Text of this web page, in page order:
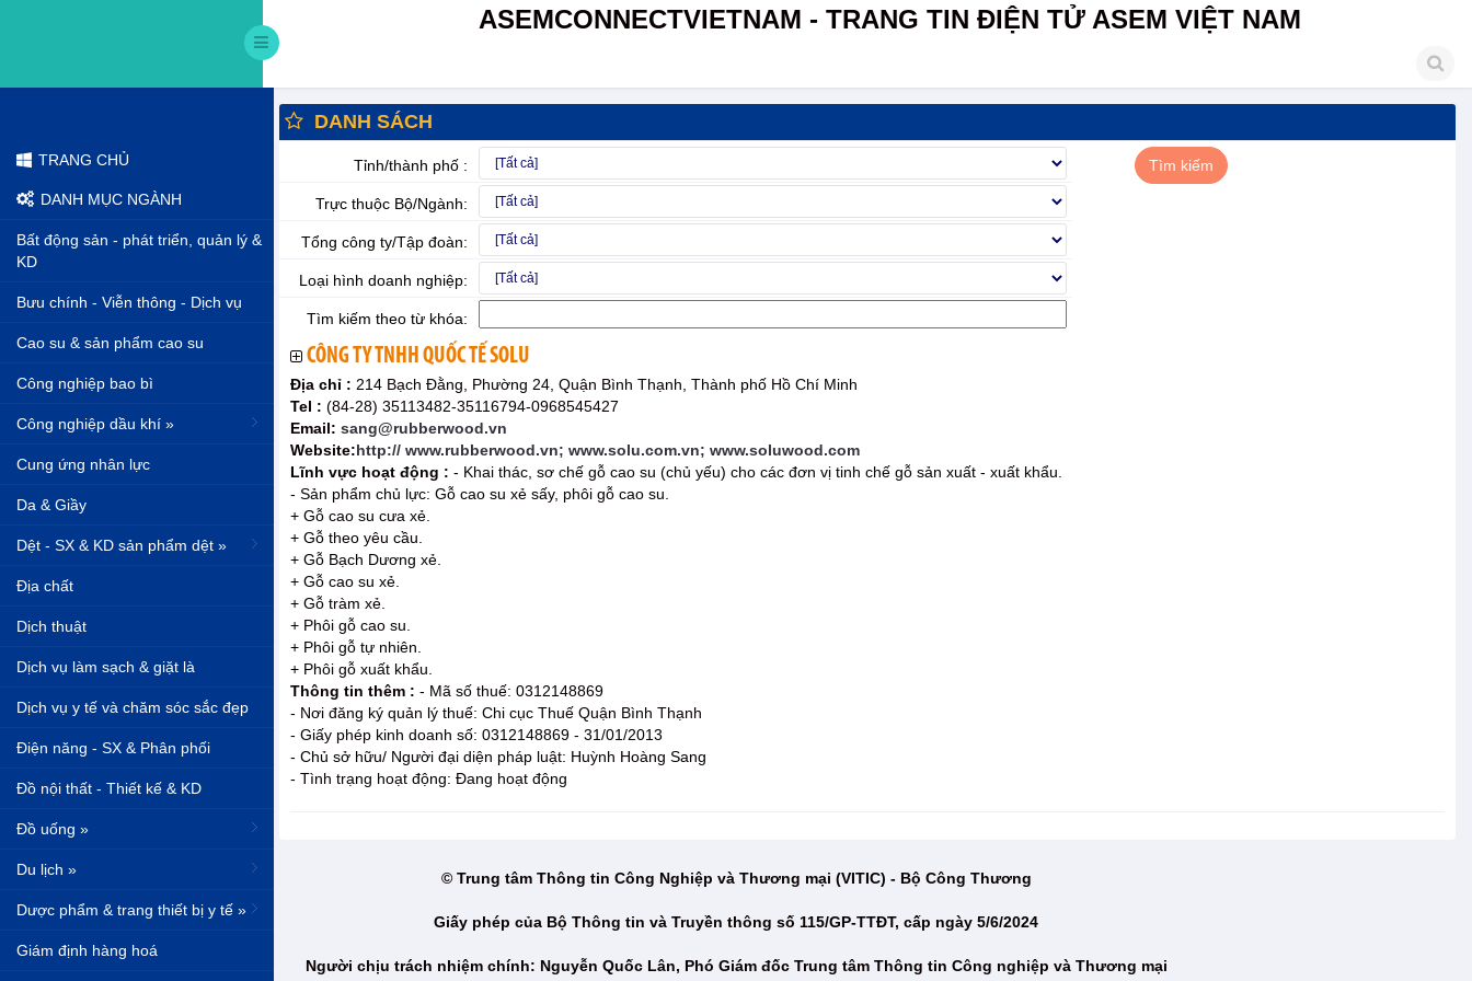
ASEMCONNECTVIETNAM - TRANG TIN ĐIỆN TỬ ASEM VIỆT NAM
TRANG CHỦ
DANH MỤC NGÀNH
Bất động sản - phát triển, quản lý &
KD
Bưu chính - Viễn thông - Dịch vụ
Cao su & sản phẩm cao su
Công nghiệp bao bì
Công nghiệp dầu khí »
Cung ứng nhân lực
Da & Giầy
Dệt - SX & KD sản phẩm dệt »
Địa chất
Dịch thuật
Dịch vụ làm sạch & giặt là
Dịch vụ y tế và chăm sóc sắc đẹp
Điện năng - SX & Phân phối
Đồ nội thất - Thiết kế & KD
Đồ uống »
Du lịch »
Dược phẩm & trang thiết bị y tế »
Giám định hàng hoá
DANH SÁCH
Tỉnh/thành phố :
Trực thuộc Bộ/Ngành:
Tổng công ty/Tập đoàn:
Loại hình doanh nghiệp:
Tìm kiếm theo từ khóa:
CÔNG TY TNHH QUỐC TẾ SOLU
Địa chỉ : 214 Bạch Đằng, Phường 24, Quận Bình Thạnh, Thành phố Hồ Chí Minh
Tel : (84-28) 35113482-35116794-0968545427
Email: sang@rubberwood.vn
Website:http:// www.rubberwood.vn; www.solu.com.vn; www.soluwood.com
Lĩnh vực hoạt động : - Khai thác, sơ chế gỗ cao su (chủ yếu) cho các đơn vị tinh chế gỗ sản xuất - xuất khẩu.
- Sản phẩm chủ lực: Gỗ cao su xẻ sấy, phôi gỗ cao su.
+ Gỗ cao su cưa xẻ.
+ Gỗ theo yêu cầu.
+ Gỗ Bạch Dương xẻ.
+ Gỗ cao su xẻ.
+ Gỗ tràm xẻ.
+ Phôi gỗ cao su.
+ Phôi gỗ tự nhiên.
+ Phôi gỗ xuất khẩu.
Thông tin thêm : - Mã số thuế: 0312148869
- Nơi đăng ký quản lý thuế: Chi cục Thuế Quận Bình Thạnh
- Giấy phép kinh doanh số: 0312148869 - 31/01/2013
- Chủ sở hữu/ Người đại diện pháp luật: Huỳnh Hoàng Sang
- Tình trạng hoạt động: Đang hoạt động
© Trung tâm Thông tin Công Nghiệp và Thương mại (VITIC) - Bộ Công Thương
Giấy phép của Bộ Thông tin và Truyền thông số 115/GP-TTĐT, cấp ngày 5/6/2024
Người chịu trách nhiệm chính: Nguyễn Quốc Lân, Phó Giám đốc Trung tâm Thông tin Công nghiệp và Thương mại